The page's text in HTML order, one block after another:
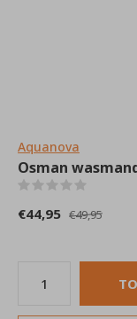
Aquanova
Osman
€44,95 €49,95